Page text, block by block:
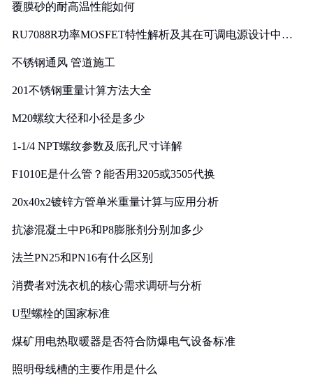
覆膜砂的耐高温性能如何
RU7088R功率MOSFET特性解析及其在可调电源设计中的
不锈钢通风 管道施工
201不锈钢重量计算方法大全
M20螺纹大径和小径是多少
1-1/4 NPT螺纹参数及底孔尺寸详解
F1010E是什么管？能否用3205或3505代换
20x40x2镀锌方管单米重量计算与应用分析
抗渗混凝土中P6和P8膨胀剂分别加多少
法兰PN25和PN16有什么区别
消费者对洗衣机的核心需求调研与分析
U型螺栓的国家标准
煤矿用电热取暖器是否符合防爆电气设备标准
照明母线槽的主要作用是什么